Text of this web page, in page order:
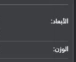
الأبعاد:
الوزن: